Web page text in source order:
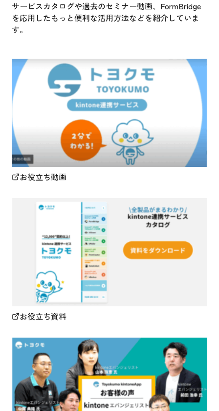
サービスカタログや過去のセミナー動画、FormBridge
を応用したもっと便利な活用方法などを紹介していま
す。
お役立ち動画
お役立ち資料